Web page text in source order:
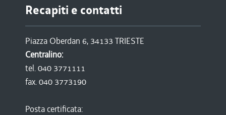
Recapiti e contatti
Piazza Oberdan 6, 34133 TRIESTE
Centralino:
tel. 040 3771111
fax. 040 3773190
Posta certificata: